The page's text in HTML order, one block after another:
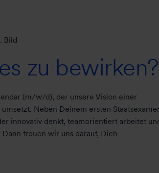
zu bewirken?
(m/w/d), der unsere Vision einer
Neben Deinem ersten
innovativ denkt, teamorientiert arbeitet
freuen wir uns darauf, Dich